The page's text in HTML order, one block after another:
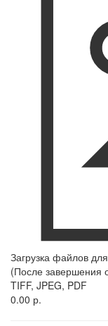
Загрузка файлов
(После завершения
TIFF, JPEG, PDF
0.00 р.